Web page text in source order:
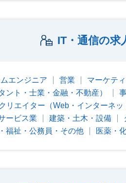
IT・通信の求
エンジニア 営業
マーケテ
ント・士業・金融・不動産）
リエイター（Web・インターネッ
ービス業
建築・土木・設備
福祉・公務員・その他
医薬・